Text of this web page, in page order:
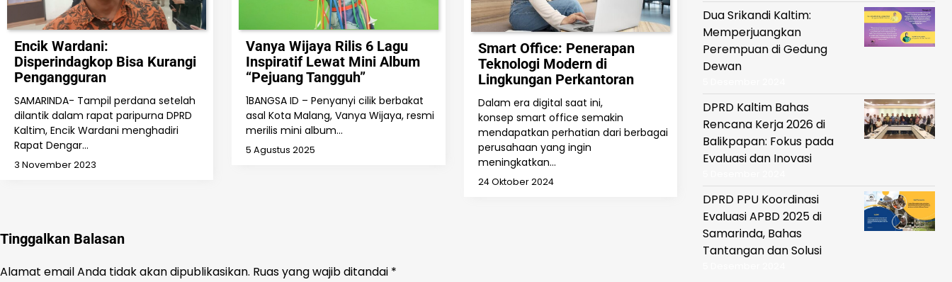
Encik Wardani:
Disperindagkop Bisa Kurangi
Pengangguran
SAMARINDA- Tampil perdana setelah
dilantik dalam rapat paripurna DPRD
Kaltim, Encik Wardani menghadiri
Rapat Dengar…
3 November 2023
Vanya Wijaya Rilis 6 Lagu
Inspiratif Lewat Mini Album
“Pejuang Tangguh”
1BANGSA ID – Penyanyi cilik berbakat
asal Kota Malang, Vanya Wijaya, resmi
merilis mini album…
5 Agustus 2025
Smart Office: Penerapan
Teknologi Modern di
Lingkungan Perkantoran
Dalam era digital saat ini,
konsep smart office semakin
mendapatkan perhatian dari berbagai
perusahaan yang ingin
meningkatkan…
24 Oktober 2024
Tinggalkan Balasan
Alamat email Anda tidak akan dipublikasikan. Ruas yang wajib ditandai *
Dua Srikandi Kaltim:
Memperjuangkan
Perempuan di Gedung
Dewan
DPRD Kaltim Bahas
Rencana Kerja 2026 di
Balikpapan: Fokus pada
Evaluasi dan Inovasi
DPRD PPU Koordinasi
Evaluasi APBD 2025 di
Samarinda, Bahas
Tantangan dan Solusi